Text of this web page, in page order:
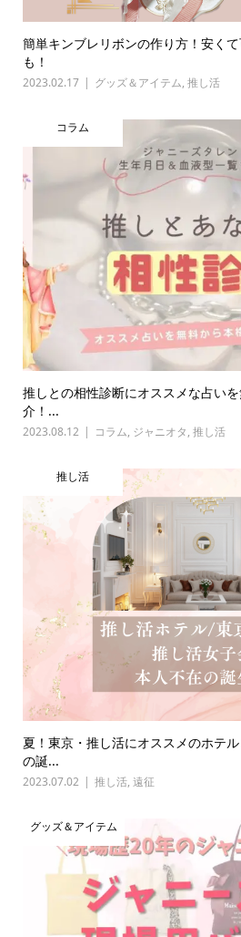
簡単キンブレリボンの作り方！安く
も！
2023.02.17 グッズ＆アイテム, 推し活
コラム
推しとの相性診断にオススメな占い
介！...
2023.08.12 コラム, ジャニオタ, 推し活
推し活
夏！東京・推し活にオススメのホテ
の誕...
2023.07.02 推し活, 遠征
グッズ＆アイテム